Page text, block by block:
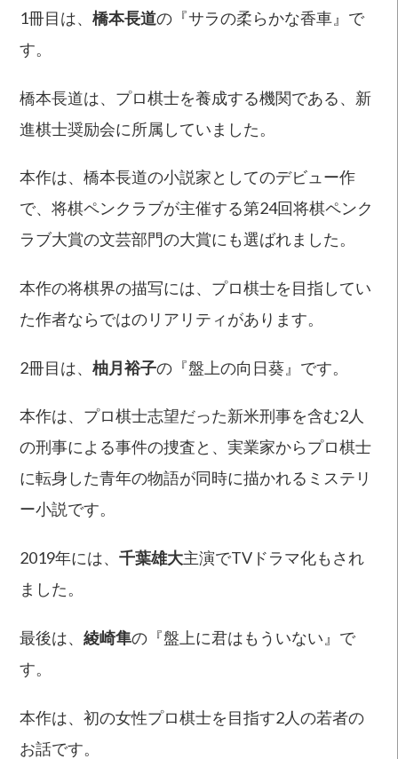
1冊目は、橋本長道の『サラの柔らかな香車』で
す。
橋本長道は、プロ棋士を養成する機関である、新
進棋士奨励会に所属していました。
本作は、橋本長道の小説家としてのデビュー作
で、将棋ペンクラブが主催する第24回将棋ペンク
ラブ大賞の文芸部門の大賞にも選ばれました。
本作の将棋界の描写には、プロ棋士を目指してい
た作者ならではのリアリティがあります。
2冊目は、柚月裕子の『盤上の向日葵』です。
本作は、プロ棋士志望だった新米刑事を含む2人
の刑事による事件の捜査と、実業家からプロ棋士
に転身した青年の物語が同時に描かれるミステリ
ー小説です。
2019年には、千葉雄大主演でTVドラマ化もされ
ました。
最後は、綾崎隼の『盤上に君はもういない』で
す。
本作は、初の女性プロ棋士を目指す2人の若者の
お話です。